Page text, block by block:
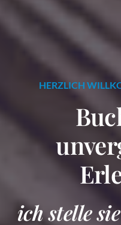
HERZLICH
ich stelle